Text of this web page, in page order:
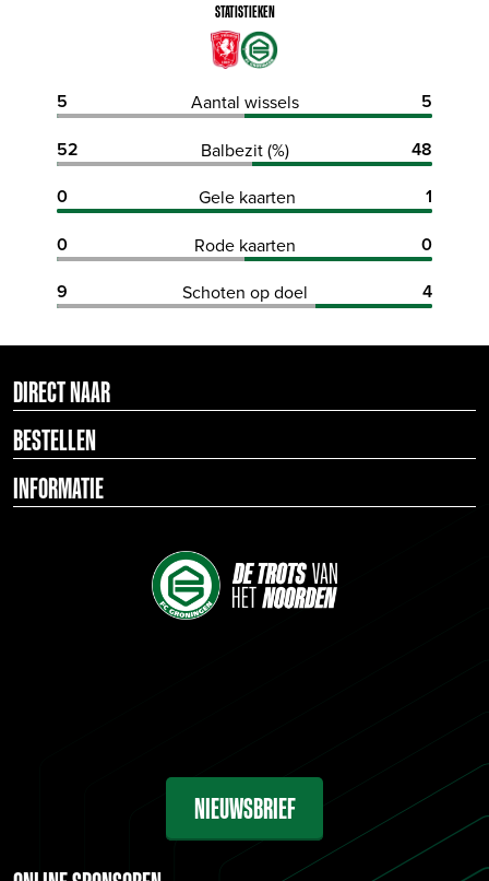
STATISTIEKEN
5 Aantal wissels
5
52
Balbezit (%)
48
0
Gele kaarten
1
0
Rode kaarten
0
9
Schoten op doel 4
DIRECT NAAR
BESTELLEN
INFORMATIE
NIEUWSBRIEF